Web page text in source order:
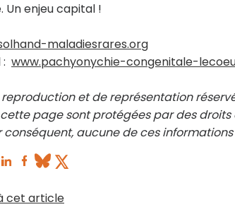
Un enjeu capital !
maladiesrares.org
www.pachyonychie-congenitale-
reproduction et de représentation
page sont protégées par des
conséquent, aucune de ces
cet article